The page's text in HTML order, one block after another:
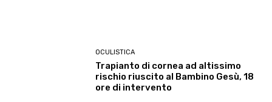
OCULISTICA
Trapianto di cornea ad altissimo
rischio riuscito al Bambino Gesù, 18
ore di intervento